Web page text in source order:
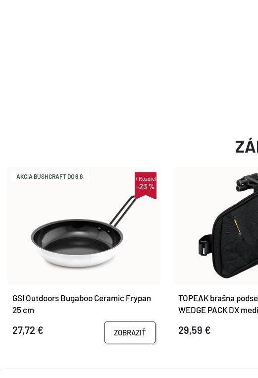
AKCIA BUSHCRAFT DO 9.8.
-23 %
iRozdiel
GSI Outdoors Bugaboo Ceramic Frypan
25 cm
27,72 € ZOBRAZIŤ
TOPEAK brašna
WEDGE PACK DX
29,59 €